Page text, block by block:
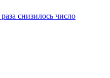
снизилось число